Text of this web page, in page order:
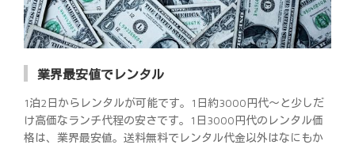
業界最安値でレンタル
1泊2日からレンタルが可能です。1日約3000円代～と少しだ
け高価なランチ代程の安さです。1日3000円代のレンタル価
格は、業界最安値。送料無料でレンタル代金以外はなにもか